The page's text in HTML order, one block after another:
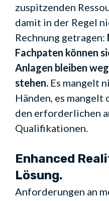
zuspitzenden
damit in der Regel
Rechnung getragen:
Fachpaten können
Anlagen bleiben
stehen. Es mangelt
Händen, es
den erforderlichen
Qualifikationen.
Enhanced
Lösung.
Anforderungen an